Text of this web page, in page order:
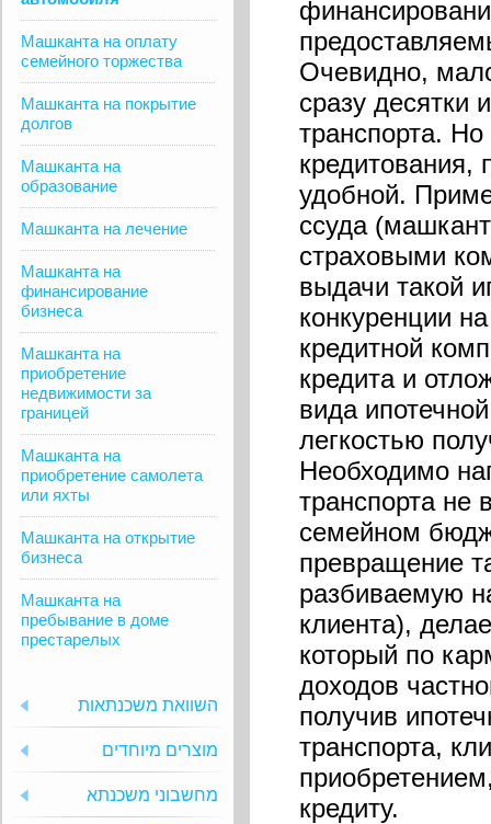
Машканта на оплату
семейного торжества
Машканта на покрытие
долгов
Машканта на
образование
Машканта на лечение
Машканта на
финансирование
бизнеса
Машканта на
приобретение
недвижимости за
границей
Машканта на
приобретение самолета
или яхты
Машканта на открытие
бизнеса
Машканта на
пребывание в доме
престарелых
השוואת משכנתאות
מוצרים מיוחדים
מחשבוני משכנתא
Очевидно,
сразу десятки
транспорта.
кредитования,
удобной.
ссуда
страховыми
выдачи такой
конкуренции
кредитной
кредита и
вида
легкостью
Необходимо
транспорта не
семейном
превращение
разбиваемую
клиента),
который по
доходов
получив
транспорта,
кредиту.